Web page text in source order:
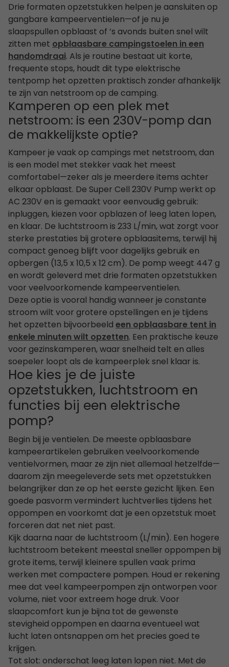
Drie formaten opzetstukken helpen je aansluiten op
gangbare kampeerventielen—of je nu je
slaapspullen opblaast of ’s avonds buiten snel wilt
zitten metopblaasbare campingstoelen in een
handomdraai. Als je routine bestaat uit korte,
frequente stops, houdt dit type elektrische
tentpomp het opzetten praktisch zonder afhankelijk
te zijn van netstroom op de camping.
Kamperen op een plek met
netstroom: is een 230V-pomp dan
de makkelijkste optie?
Kampeer je vaak op campings met netstroom, dan
is een model met stekker vaak het meest
comfortabel—zeker als je meerdere items achter
elkaar opblaast. De Super Cell 230V Pump werkt op
AC 230V en is gemaakt voor eenvoudig gebruik:
inpluggen, kiezen voor opblazen of leeg laten lopen,
en klaar. De luchtstroom is 233 L/min, wat zorgt voor
sterke prestaties bij grotere opblaasitems, terwijl hij
compact genoeg blijft voor dagelijks gebruik en
opbergen (13,5 x 10,5 x 12 cm). De pomp weegt 447 g
en wordt geleverd met drie formaten opzetstukken
voor veelvoorkomende kampeerventielen.
Deze optie is vooral handig wanneer je constante
stroom wilt voor grotere opstellingen en je tijdens
het opzetten bijvoorbeeldeen opblaasbare tent in
enkele minuten wilt opzetten. Een praktische keuze
voor gezinskamperen, waar snelheid telt en alles
soepeler loopt als de kampeerplek snel klaar is.
Hoe kies je de juiste
opzetstukken, luchtstroom en
functies bij een elektrische
pomp?
Begin bij je ventielen. De meeste opblaasbare
kampeerartikelen gebruiken veelvoorkomende
ventielvormen, maar ze zijn niet allemaal hetzelfde—
daarom zijn meegeleverde sets met opzetstukken
belangrijker dan ze op het eerste gezicht lijken. Een
goede pasvorm vermindert luchtverlies tijdens het
oppompen en voorkomt dat je een opzetstuk moet
forceren dat net niet past.
Kijk daarna naar de luchtstroom (L/min). Een hogere
luchtstroom betekent meestal sneller oppompen bij
grote items, terwijl kleinere spullen vaak prima
werken met compactere pompen. Houd er rekening
mee dat veel kampeerpompen zijn ontworpen voor
volume, niet voor extreem hoge druk. Voor
slaapcomfort kun je bijna tot de gewenste
stevigheid oppompen en daarna eventueel wat
lucht laten ontsnappen om het precies goed te
krijgen.
Tot slot: onderschat leeg laten lopen niet. Met de